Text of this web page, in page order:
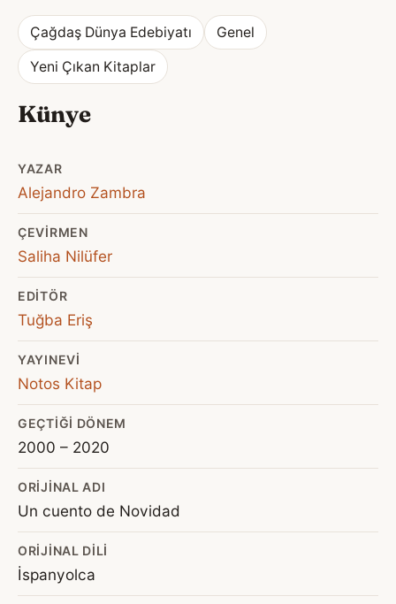
Çağdaş Dünya Edebiyatı Genel
Yeni Çıkan Kitaplar
Künye
YAZAR
Alejandro Zambra
ÇEVIRMEN
Saliha Nilüfer
EDITÖR
Tuğba Eriş
YAYINEVI
Notos Kitap
GEÇTIĞI DÖNEM
2000 – 2020
ORIJINAL ADI
Un cuento de Novidad
ORIJINAL DILI
İspanyolca